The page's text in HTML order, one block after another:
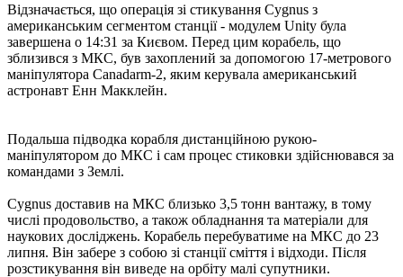
Відзначається, що операція зі стикування Cygnus з
американським сегментом станції - модулем Unity була
завершена о 14:31 за Києвом. Перед цим корабель, що
зблизився з МКС, був захоплений за допомогою 17-метрового
маніпулятора Canadarm-2, яким керувала американський
астронавт Енн Макклейн.
Подальша підводка корабля дистанційною рукою-
маніпулятором до МКС і сам процес стиковки здійснювався за
командами з Землі.
Cygnus доставив на МКС близько 3,5 тонн вантажу, в тому
числі продовольство, а також обладнання та матеріали для
наукових досліджень. Корабель перебуватиме на МКС до 23
липня. Він забере з собою зі станції сміття і відходи. Після
розстикування він виведе на орбіту малі супутники.